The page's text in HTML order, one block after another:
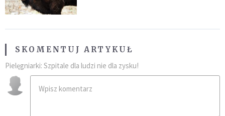
SKOMENTUJ ARTYKUŁ
Pielęgniarki: Szpitale dla ludzi nie dla zysku!